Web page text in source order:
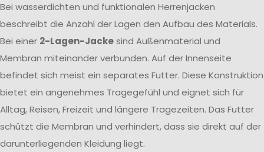
Bei wasserdichten und funktionalen Herrenjacken
beschreibt die Anzahl der Lagen den Aufbau des Materials.
Bei einer 2-Lagen-Jackesind Außenmaterial und
Membran miteinander verbunden. Auf der Innenseite
befindet sich meist ein separates Futter. Diese Konstruktion
bietet ein angenehmes Tragegefühl und eignet sich für
Alltag, Reisen, Freizeit und längere Tragezeiten. Das Futter
schützt die Membran und verhindert, dass sie direkt auf der
darunterliegenden Kleidung liegt.